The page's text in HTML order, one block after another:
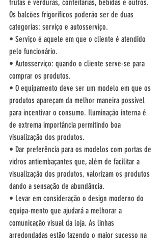
frutas e verduras, confeitarias, bebidas e outros.
Os balcões frigoríficos poderão ser de duas
categorias: serviço e autosserviço.
• Serviço é aquele em que o cliente é atendido
pelo funcionário.
• Autosserviço: quando o cliente serve-se para
comprar os produtos.
• O equipamento deve ser um modelo em que os
produtos apareçam da melhor maneira possível
para incentivar o consumo. Iluminação interna é
de extrema importância permitindo boa
visualização dos produtos.
• Dar preferência para os modelos com portas de
vidros antiembaçantes que, além de facilitar a
visualização dos produtos, valorizam os produtos
dando a sensação de abundância.
• Levar em consideração o design moderno do
equipa-mento que ajudará a melhorar a
comunicação visual da loja. As linhas
arredondadas estão fazendo o maior sucesso na